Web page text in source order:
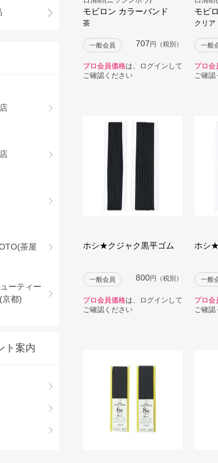
茶屋
ーティー
京都)
ト案内
モビロン カラーバンド
茶
一般会員 707円（税別）
プロ会員価格は、ログインして
ご確認ください
モビ
クリア
一般
プロ会
ご確
ホシ★クジャク黒平ゴム
一般会員 800円（税別）
プロ会員価格は、ログインして
ご確認ください
ホシ
一般
プロ会
ご確